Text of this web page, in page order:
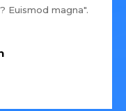
Euismod magna".